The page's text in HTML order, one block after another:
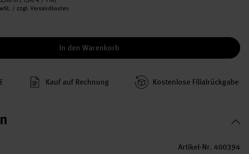
/ zzgl. Versandkosten
In den Warenkorb
Kauf auf Rechnung Kosten­lose Filial­rückgabe
Artikel-Nr. 400394